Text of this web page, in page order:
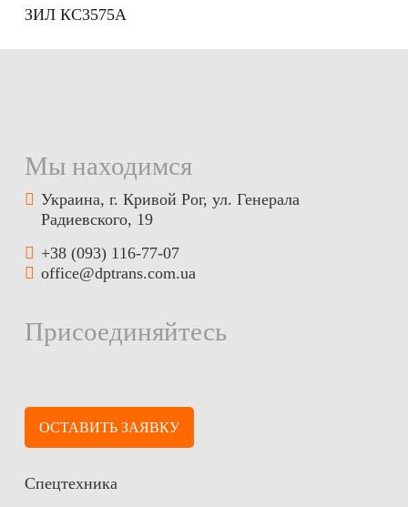
ЗИЛ КС3575А
Мы находимся
Украина, г. Кривой Рог, ул. Генерала
Радиевского, 19
+38 (093) 116-77-07
office@dptrans.com.ua
Присоединяйтесь
ОСТАВИТЬ ЗАЯВКУ
Спецтехника